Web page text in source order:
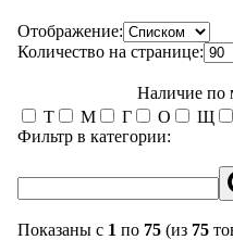
Отображение:
Количество на странице:
Наличие по
Т
М Г О
Щ
Фильтр в категории:
Показаны с 1 по 75 (из 75